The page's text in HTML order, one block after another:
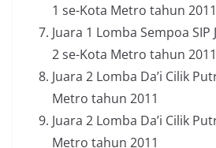
1 se-Kota Metro tahun 2011
Juara 1 Lomba Sempoa
2 se-Kota Metro tahun 2011
Juara 2 Lomba Da’i Cilik
Metro tahun 2011
Juara 2 Lomba Da’i Cilik
Metro tahun 2011